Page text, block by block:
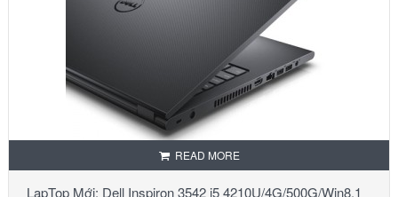
READ MORE
LapTop Mới: Dell Inspiron 3542 i5 4210U/4G/500G/Win8.1